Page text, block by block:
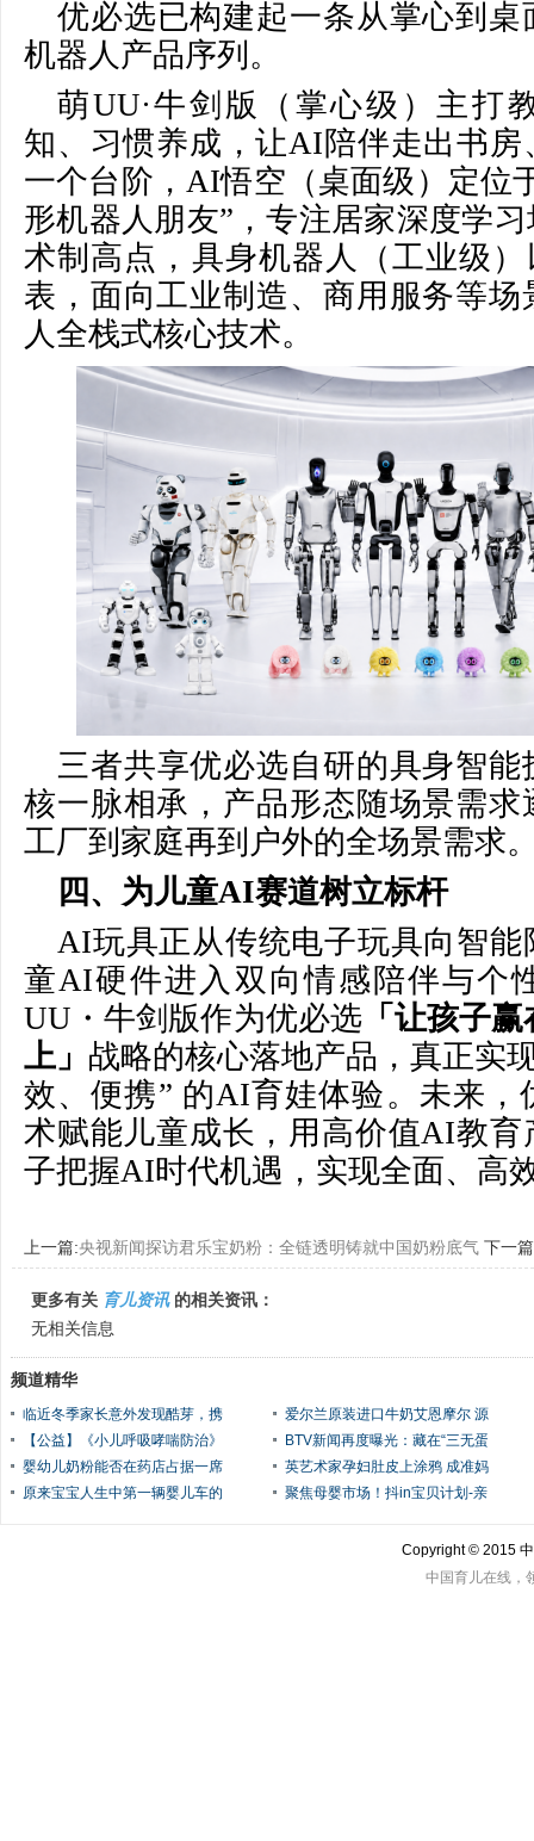
优必选已构建起一条从掌心到
机器人产品序列。
萌UU·牛剑版（掌心级）主打
知、习惯养成，让AI陪伴走出书房
一个台阶，AI悟空（桌面级）定位
形机器人朋友”，专注居家深度学
术制高点，具身机器人（工业级）
表，面向工业制造、商用服务等
人全栈式核心技术。
三者共享优必选自研的具身智
核一脉相承，产品形态随场景需求
工厂到家庭再到户外的全场景需求
四、为儿童AI赛道树立标杆
AI玩具正从传统电子玩具向智能
童AI硬件进入双向情感陪伴与个
UU・牛剑版作为优必选「让孩子
上」 战略的核心落地产品，真正实
效、便携” 的AI育娃体验。未来，
术赋能儿童成长，用高价值AI教育
子把握AI时代机遇，实现全面、高
上一篇:央视新闻探访君乐宝奶粉：全链透明铸就中国奶粉底气 下一
更多有关 育儿资讯 的相关资讯：
无相关信息
频道精华
临近冬季家长意外发现酷芽，携
爱尔兰原装进口牛奶艾恩摩尔 源
【公益】《小儿呼吸哮喘防治》
BTV新闻再度曝光：藏在“三无蛋
婴幼儿奶粉能否在药店占据一席
英艺术家孕妇肚皮上涂鸦 成准妈
原来宝宝人生中第一辆婴儿车的
聚焦母婴市场！抖in宝贝计划-亲
Copyright © 2015
中国育儿在线，